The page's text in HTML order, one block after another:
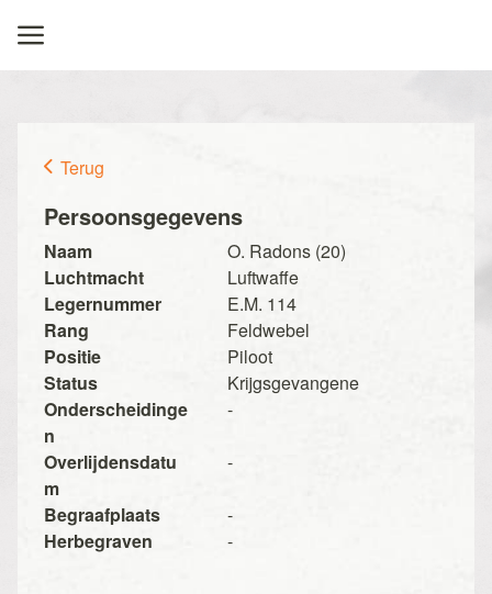
Terug
Persoonsgegevens
Naam
O. Radons (20)
Luchtmacht
Luftwaffe
Legernummer
E.M. 114
Rang
Feldwebel
Positie
Piloot
Status
Krijgsgevangene
Onderscheidinge
n
-
Overlijdensdatu
m
-
Begraafplaats
-
Herbegraven
-